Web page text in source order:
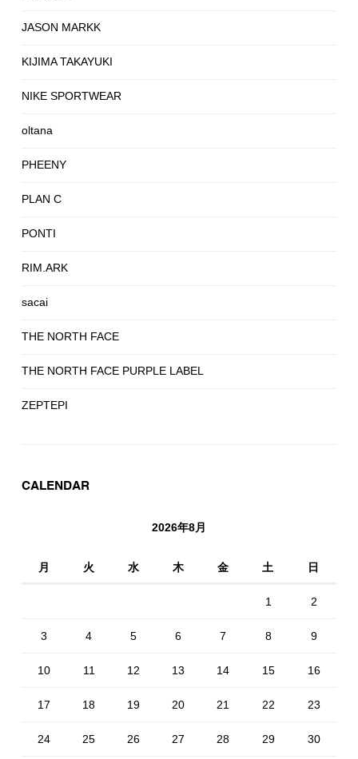
JASON MARKK
KIJIMA TAKAYUKI
NIKE SPORTWEAR
oltana
PHEENY
PLAN C
PONTI
RIM.ARK
sacai
THE NORTH FACE
THE NORTH FACE PURPLE LABEL
ZEPTEPI
CALENDAR
2026年8月
月 火 水 木 金 土 日
1 2
3 4 5 6 7 8 9
10 11 12 13 14 15 16
17 18 19 20 21 22 23
24 25 26 27 28 29 30